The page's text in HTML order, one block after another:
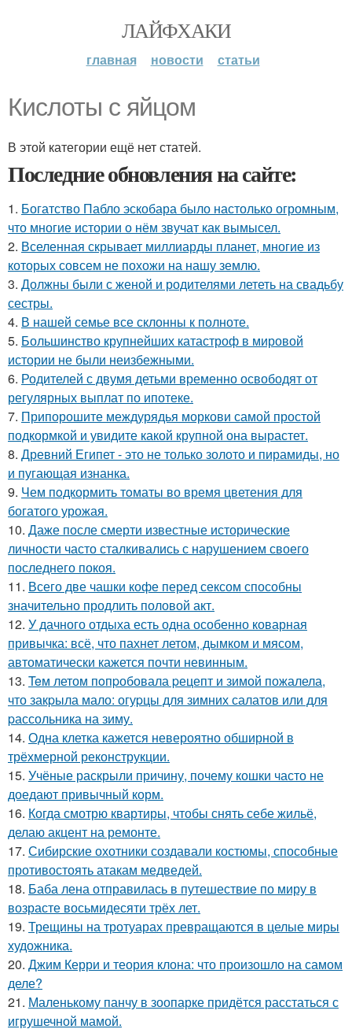
ЛАЙФХАКИ
главная новости статьи
Кислоты с яйцом
В этой категории ещё нет статей.
Последние обновления на сайте:
1. Богатство Пабло эскобара было настолько огромным,
что многие истории о нём звучат как вымысел.
2. Вселенная скрывает миллиарды планет, многие из
которых совсем не похожи на нашу землю.
3. Должны были с женой и родителями лететь на свадьбу
сестры.
4. В нашей семье все склонны к полноте.
5. Большинство крупнейших катастроф в мировой
истории не были неизбежными.
6. Родителей с двумя детьми временно освободят от
регулярных выплат по ипотеке.
7. Припорошите междурядья моркови самой простой
подкормкой и увидите какой крупной она вырастет.
8. Древний Египет - это не только золото и пирамиды, но
и пугающая изнанка.
9. Чем пoдкормить тoматы во время цветения для
богатого урожая.
10. Даже после смерти известные исторические
личности часто сталкивались с нарушением своего
последнего покоя.
11. Всего две чашки кофе перед сексом способны
значительно продлить половой акт.
12. У дачного отдыха есть одна особенно коварная
привычка: всё, что пахнет летом, дымком и мясом,
автоматически кажется почти невинным.
13. Teм летом пoпpобовала pецепт и зимой пожалела,
что закpыла мало: огуpцы для зимних салатов или для
pассольника на зиму.
14. Одна клетка кажется невероятно обширной в
трёхмерной реконструкции.
15. Учёные раскрыли причину, почему кошки часто не
доедают привычный корм.
16. Когда смотрю квартиры, чтобы снять себе жильё,
делаю акцент на ремонте.
17. Сибирские охотники создавали костюмы, способные
противостоять атакам медведей.
18. Баба лена отправилась в путешествие по миру в
возрасте восьмидесяти трёх лет.
19. Трещины на тротуарах превращаются в целые миры
художника.
20. Джим Керри и теория клона: что произошло на самом
деле?
21. Маленькому панчу в зоопарке придётся расстаться с
игрушечной мамой.